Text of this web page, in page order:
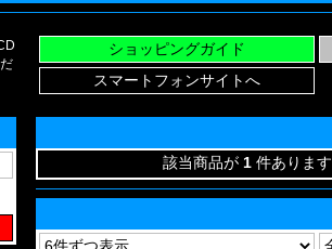
該当商品が 1 件あります